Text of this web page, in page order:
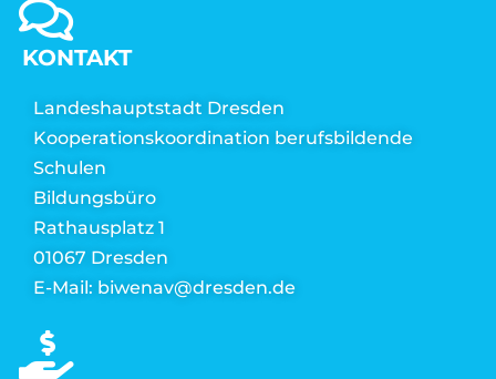
KONTAKT
Landeshauptstadt Dresden
Kooperationskoordination berufsbildende
Schulen
Bildungsbüro
Rathausplatz 1
01067 Dresden
E-Mail: biwenav@dresden.de